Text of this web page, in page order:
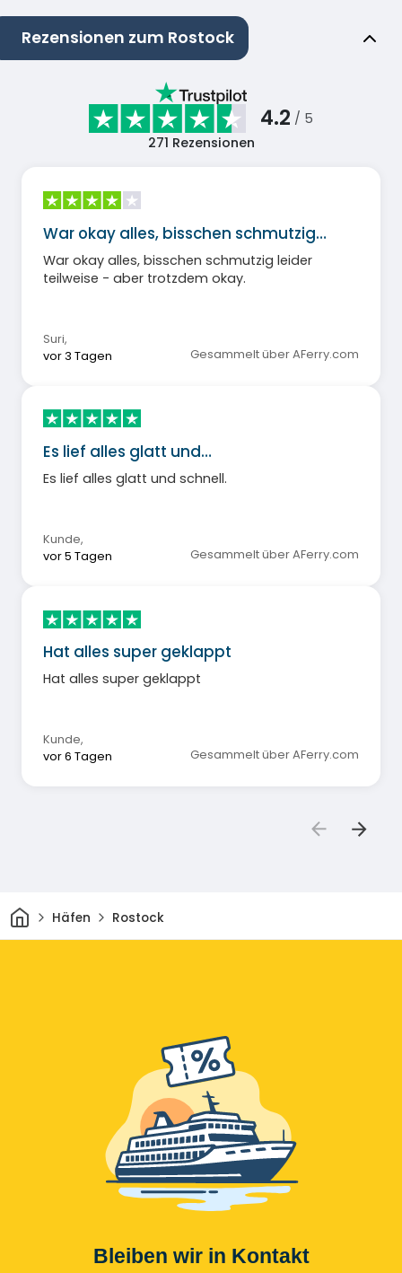
Rezensionen zum Rostock
4.2 / 5
271 Rezensionen
War okay alles, bisschen schmutzig…
War okay alles, bisschen schmutzig leider
teilweise - aber trotzdem okay.
Suri,
vor 3 Tagen
Gesammelt über AFerry.com
Es lief alles glatt und…
Es lief alles glatt und schnell.
Kunde,
vor 5 Tagen
Gesammelt über AFerry.com
Hat alles super geklappt
Hat alles super geklappt
Kunde,
vor 6 Tagen
Gesammelt über AFerry.com
HeimHäfen Rostock
Bleiben wir in Kontakt